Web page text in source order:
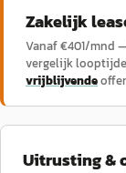
Zakelijk
Vanaf €401/mnd
vergelijk
vrijblijvende
Uitrusting &